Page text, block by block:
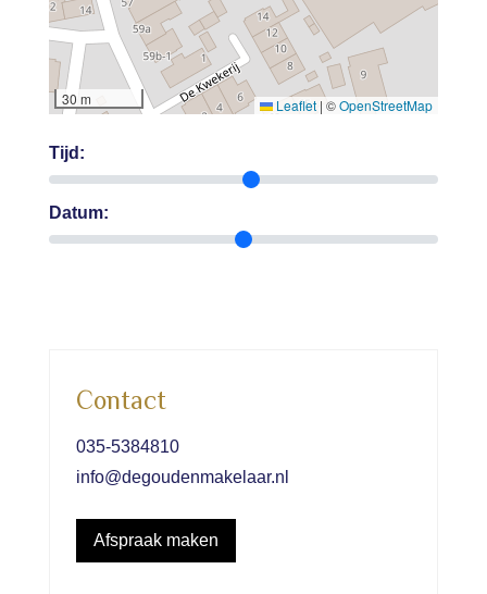
Contact
035-5384810
info@degoudenmakelaar.nl
Afspraak maken
30 m Leaflet | ©OpenStreetMap
Tijd:
Datum: